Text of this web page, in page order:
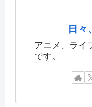
日々
アニメ、ライ
です。